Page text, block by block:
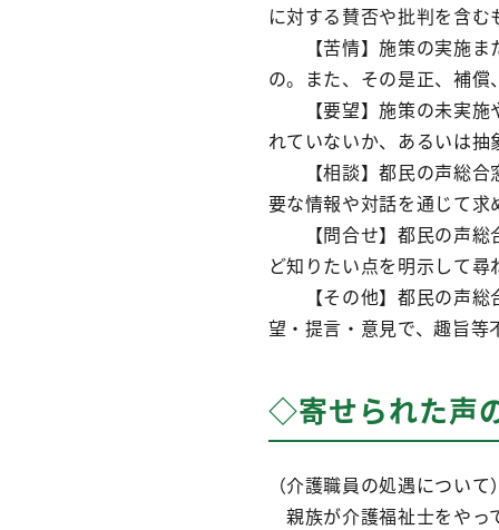
に対する賛否や批判を含む
【苦情】施策の実施ま
の。また、その是正、補
【要望】施策の未実施
れていないか、あるいは抽
【相談】都民の声総合
要な情報や対話を通じて求
【問合せ】都民の声総
ど知りたい点を明示して尋
【その他】都民の声総
望・提言・意見で、趣旨
◇寄せられた声
（介護職員の処遇について
親族が介護福祉士をやっ